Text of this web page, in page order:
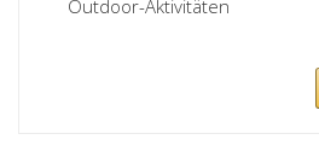
Outdoor-Aktivitäten